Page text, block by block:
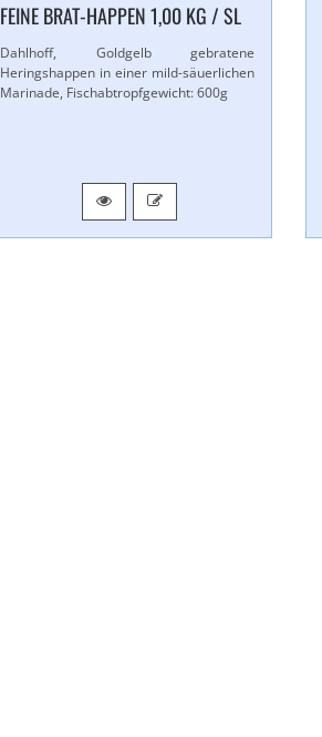
FEINE BRAT-​HAPPEN 1,​00 KG / SL
Dahlhoff, Goldgelb gebratene
Heringshappen in einer mild-​säuerlichen
Marinade, Fischabtropfgewicht: 600g